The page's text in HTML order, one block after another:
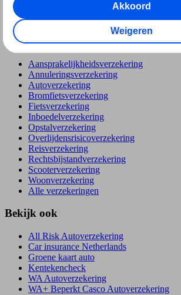
terug
Verzekeringen
Aansprakelijkheidsverzekering
Annuleringsverzekering
Autoverzekering
Bromfietsverzekering
Fietsverzekering
Inboedelverzekering
Opstalverzekering
Overlijdensrisicoverzekering
Reisverzekering
Rechtsbijstandverzekering
Scooterverzekering
Woonverzekering
Alle verzekeringen
Bekijk ook
All Risk Autoverzekering
Car insurance Netherlands
Groene kaart auto
Kentekencheck
WA Autoverzekering
WA+ Beperkt Casco Autoverzekering
Akkoord
Weigeren